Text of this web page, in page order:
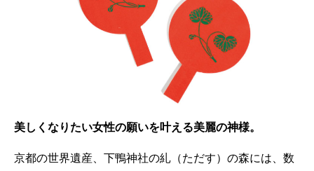
美しくなりたい女性の願いを叶える美麗の神様。
京都の世界遺産、下鴨神社の糺（ただす）の森には、数